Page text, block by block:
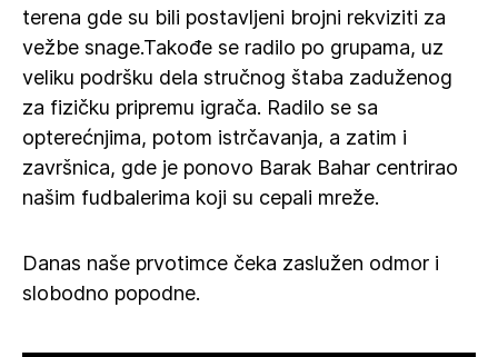
terena gde su bili postavljeni brojni rekviziti za
vežbe snage.Takođe se radilo po grupama, uz
veliku podršku dela stručnog štaba zaduženog
za fizičku pripremu igrača. Radilo se sa
opterećnjima, potom istrčavanja, a zatim i
završnica, gde je ponovo Barak Bahar centrirao
našim fudbalerima koji su cepali mreže.
Danas naše prvotimce čeka zaslužen odmor i
slobodno popodne.